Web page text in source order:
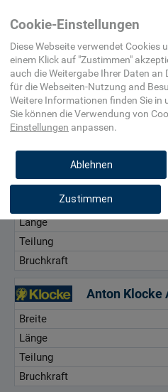
Befestigungsmittel,
Beschlag
Breite, mm
Länge, mm
Teilung, -
Ketten
Länge
Teilung
Bruchkraft
Breite
Länge
Teilung
Bruchkraft
Cookie-Einstellungen
Diese Webseite verwendet Cookies
einem Klick auf "Zustimmen"
auch die Weitergabe Ihrer Daten
für dieWebseiten-Nutzung and
Weitere Informationen finden Sie in
Sie können die Verwendung von
Einstellungen anpassen.
Ablehnen
Zustimmen